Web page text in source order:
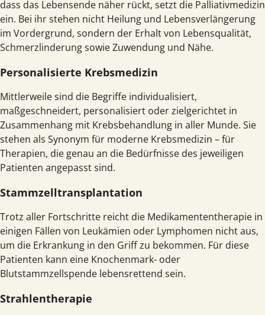
dass das Lebensende näher rückt, setzt die Palliativmedizin
ein. Bei ihr stehen nicht Heilung und Lebensverlängerung
im Vordergrund, sondern der Erhalt von Lebensqualität,
Schmerzlinderung sowie Zuwendung und Nähe.
Personalisierte Krebsmedizin
Mittlerweile sind die Begriffe individualisiert,
maßgeschneidert, personalisiert oder zielgerichtet in
Zusammenhang mit Krebsbehandlung in aller Munde. Sie
stehen als Synonym für moderne Krebsmedizin – für
Therapien, die genau an die Bedürfnisse des jeweiligen
Patienten angepasst sind.
Stammzelltransplantation
Trotz aller Fortschritte reicht die Medikamententherapie in
einigen Fällen von Leukämien oder Lymphomen nicht aus,
um die Erkrankung in den Griff zu bekommen. Für diese
Patienten kann eine Knochenmark- oder
Blutstammzellspende lebensrettend sein.
Strahlentherapie